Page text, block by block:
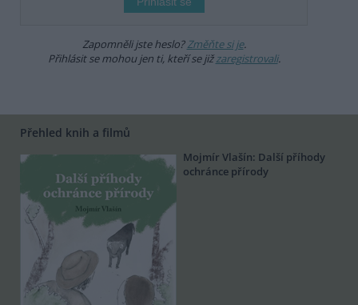
Zapomněli jste heslo?Změňte si je.
Přihlásit se mohou jen ti, kteří se jižzaregistrovali.
Přehled knih a filmů
Mojmír Vlašín: Další příhody
ochránce přírody